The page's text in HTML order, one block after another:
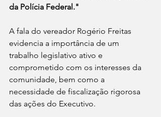
da Polícia Federal."
A fala do vereador Rogério Freitas
evidencia a importância de um
trabalho legislativo ativo e
comprometido com os interesses da
comunidade, bem como a
necessidade de fiscalização rigorosa
das ações do Executivo.